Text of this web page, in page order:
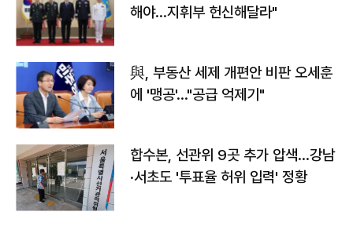
해야…지휘부 헌신해달라"
與, 부동산 세제 개편안 비판 오세훈
에 '맹공'…"공급 억제기"
합수본, 선관위 9곳 추가 압색…강남
·서초도 '투표율 허위 입력' 정황